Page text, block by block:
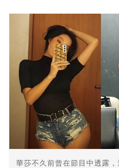
華莎不久前曾在節目中透露